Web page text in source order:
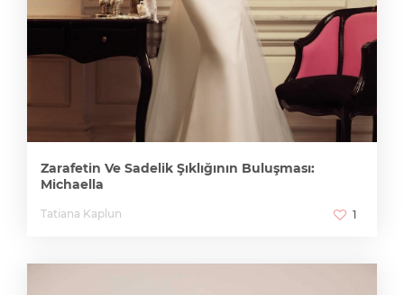
Zarafetin Ve Sadelik Şıklığının Buluşması:
Michaella
Tatiana Kaplun 1